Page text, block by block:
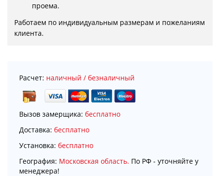
проема.
Работаем по индивидуальным размерам и пожеланиям
клиента.
Расчет: наличный / безналичный
Вызов замерщика: бесплатно
Доставка: бесплатно
Установка: бесплатно
География: Московская область. По РФ - уточняйте у
менеджера!